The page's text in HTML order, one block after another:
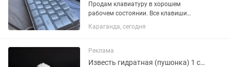
Продам клавиатуру в хорошем
рабочем состоянии. Все клавиши
работают исправно, пользоваться
удобно. Отлично подойдет для дома,
дефектов, подключается без проблем.
💰...
Караганда, сегодня
Реклама
Известь гидратная (пушонка) 1 сорт